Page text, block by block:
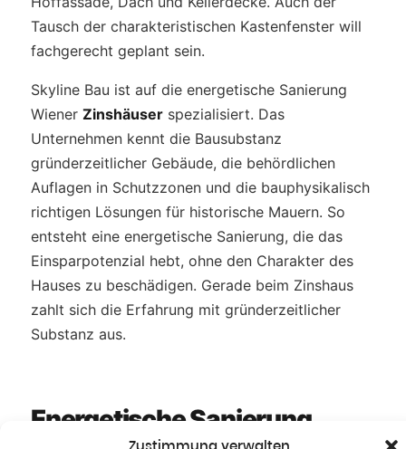
Tausch der charakteristischen Kastenfenster will
fachgerecht geplant sein.
Skyline Bau ist auf die energetische Sanierung
Wiener Zinshäuser spezialisiert. Das
Unternehmen kennt die Bausubstanz
gründerzeitlicher Gebäude, die behördlichen
Auflagen in Schutzzonen und die bauphysikalisch
richtigen Lösungen für historische Mauern. So
entsteht eine energetische Sanierung, die das
Einsparpotenzial hebt, ohne den Charakter des
Hauses zu beschädigen. Gerade beim Zinshaus
zahlt sich die Erfahrung mit gründerzeitlicher
Substanz aus.
Energetische Sanierung